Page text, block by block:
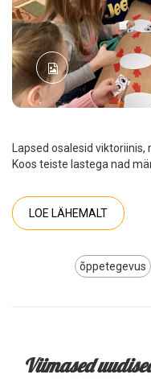
Lapsed osalesid
Koos teiste lastega nad
LOE LÄHEMALT
õppetegevus
Viimased